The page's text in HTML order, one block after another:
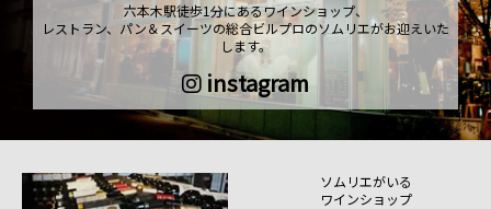
六本木駅徒歩1分にあるワインショップ、
レストラン、パン＆スイーツの総合ビルプロのソムリエがお迎えいた
します。
instagram
ソムリエがいる
ワインショップ